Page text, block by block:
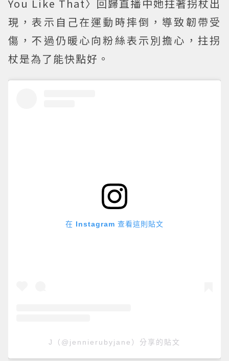
You Like That〉回歸直播中她拄著拐杖出
現，表示自己在運動時摔倒，導致韌帶受
傷，不過仍暖心向粉絲表示別擔心，拄拐
杖是為了能快點好。
在 Instagram 查看這則貼文
J（@jennierubyjane）分享的貼文